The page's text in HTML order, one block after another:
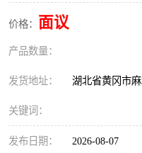
价格： 面议
产品数量：
发货地址： 湖北省黄冈市
关键词：
发布日期： 2026-08-07
速度传感器
微电脑超速开关